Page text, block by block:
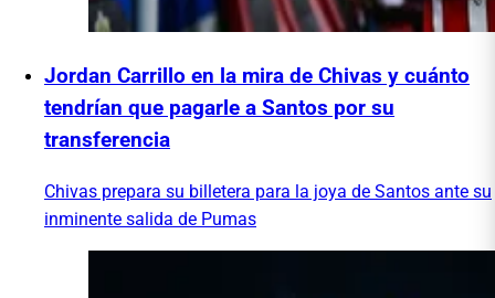
Jordan Carrillo en la mira de Chivas y cuánto
tendrían que pagarle a Santos por su
transferencia
Chivas prepara su billetera para la joya de Santos ante su
inminente salida de Pumas